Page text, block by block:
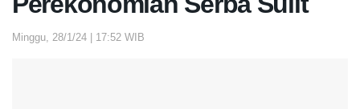
Minggu, 28/1/24 | 17:52 WIB